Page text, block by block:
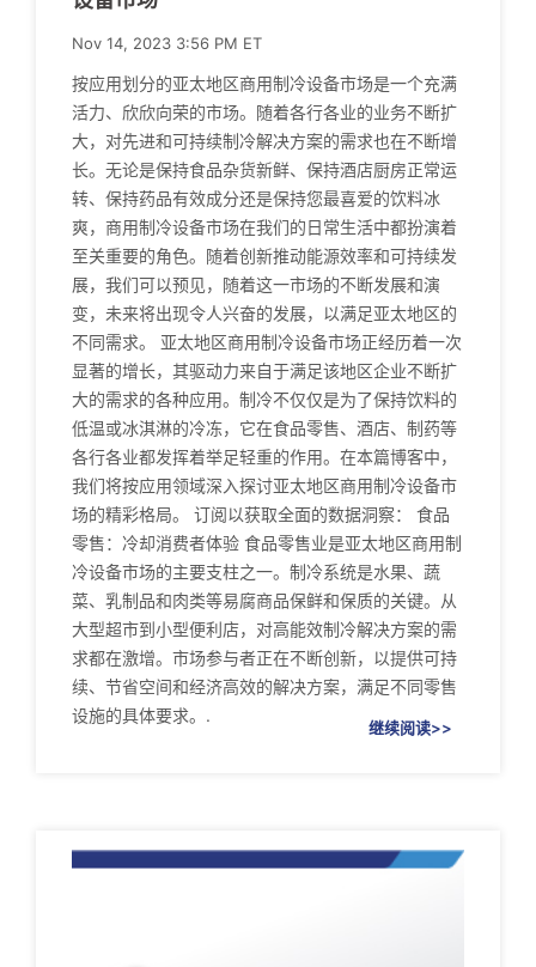
Nov 14, 2023 3:56 PM ET
按应用划分的亚太地区商用制冷设备市场是一个充满
活力、欣欣向荣的市场。随着各行各业的业务不断扩
大，对先进和可持续制冷解决方案的需求也在不断增
长。无论是保持食品杂货新鲜、保持酒店厨房正常运
转、保持药品有效成分还是保持您最喜爱的饮料冰
爽，商用制冷设备市场在我们的日常生活中都扮演着
至关重要的角色。随着创新推动能源效率和可持续发
展，我们可以预见，随着这一市场的不断发展和演
变，未来将出现令人兴奋的发展，以满足亚太地区的
不同需求。 亚太地区商用制冷设备市场正经历着一次
显著的增长，其驱动力来自于满足该地区企业不断扩
大的需求的各种应用。制冷不仅仅是为了保持饮料的
低温或冰淇淋的冷冻，它在食品零售、酒店、制药等
各行各业都发挥着举足轻重的作用。在本篇博客中，
我们将按应用领域深入探讨亚太地区商用制冷设备市
场的精彩格局。 订阅以获取全面的数据洞察： 食品
零售：冷却消费者体验 食品零售业是亚太地区商用制
冷设备市场的主要支柱之一。制冷系统是水果、蔬
菜、乳制品和肉类等易腐商品保鲜和保质的关键。从
大型超市到小型便利店，对高能效制冷解决方案的需
求都在激增。市场参与者正在不断创新，以提供可持
续、节省空间和经济高效的解决方案，满足不同零售
设施的具体要求。.
继续阅读>>